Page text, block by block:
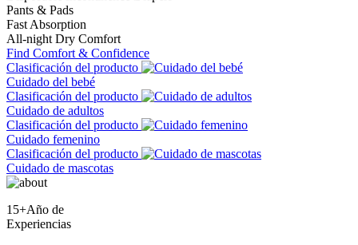
Pants & Pads
Fast Absorption
All-night Dry Comfort
Find Comfort & Confidence
Clasificación del producto
Cuidado del bebé
Clasificación del producto
Cuidado de adultos
Clasificación del producto
Cuidado femenino
Clasificación del producto
Cuidado de mascotas
15+Año de
Experiencias